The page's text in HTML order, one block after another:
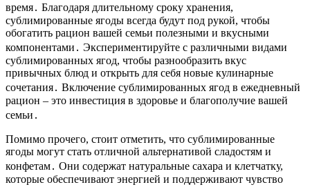
время․ Благодаря длительному сроку хранения,
сублимированные ягоды всегда будут под рукой, чтобы
обогатить рацион вашей семьи полезными и вкусными
компонентами․ Экспериментируйте с различными видами
сублимированных ягод, чтобы разнообразить вкус
привычных блюд и открыть для себя новые кулинарные
сочетания․ Включение сублимированных ягод в ежедневный
рацион – это инвестиция в здоровье и благополучие вашей
семьи․
Помимо прочего, стоит отметить, что сублимированные
ягоды могут стать отличной альтернативой сладостям и
конфетам․ Они содержат натуральные сахара и клетчатку,
которые обеспечивают энергией и поддерживают чувство